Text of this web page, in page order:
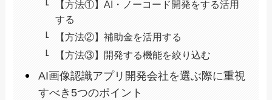
【方法①】AI・ノーコード開発をする活用
する
【方法②】補助金を活用する
【方法③】開発する機能を絞り込む
AI画像認識アプリ開発会社を選ぶ際に重視
すべき5つのポイント